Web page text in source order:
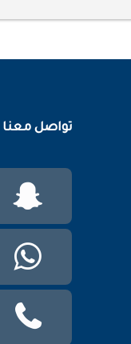
تواصل معنا